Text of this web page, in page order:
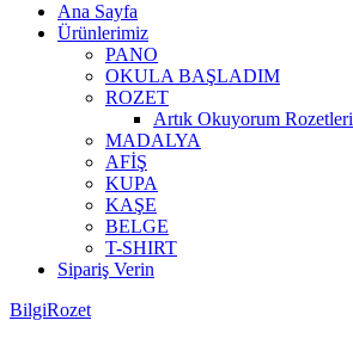
Ana Sayfa
Ürünlerimiz
PANO
OKULA BAŞLADIM
ROZET
Artık Okuyorum Rozetleri
MADALYA
AFİŞ
KUPA
KAŞE
BELGE
T-SHIRT
Sipariş Verin
BilgiRozet